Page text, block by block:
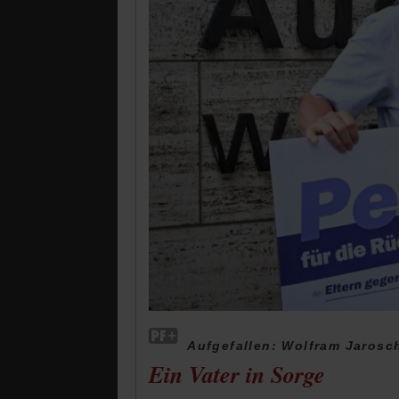
Aufgefallen: Wolfram
Ein Vater in Sorge